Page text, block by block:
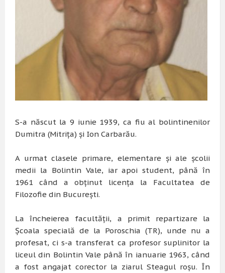
S-a născut la 9 iunie 1939, ca fiu al bolintinenilor
Dumitra (Mitriţa) şi Ion Carbarău.
A urmat clasele primare, elementare şi ale şcolii
medii la Bolintin Vale, iar apoi student, până în
1961 când a obţinut licenţa la Facultatea de
Filozofie din Bucureşti.
La încheierea facultăţii, a primit repartizare la
Şcoala specială de la Poroschia (TR), unde nu a
profesat, ci s-a transferat ca profesor suplinitor la
liceul din Bolintin Vale până în ianuarie 1963, când
a fost angajat corector la ziarul Steagul roşu. În